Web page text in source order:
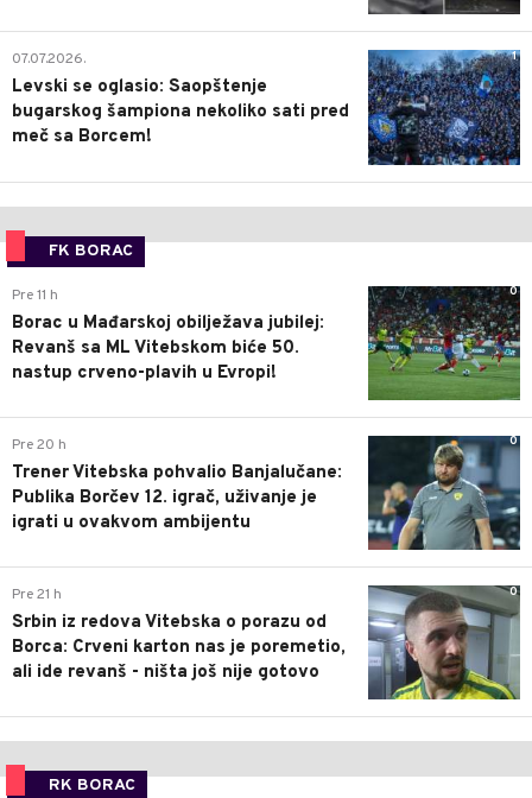
1
07.07.2026.
Levski se oglasio: Saopštenje
bugarskog šampiona nekoliko sati pred
meč sa Borcem!
FK BORAC
0
Pre 11 h
Borac u Mađarskoj obilježava jubilej:
Revanš sa ML Vitebskom biće 50.
nastup crveno-plavih u Evropi!
0
Pre 20 h
Trener Vitebska pohvalio Banjalučane:
Publika Borčev 12. igrač, uživanje je
igrati u ovakvom ambijentu
0
Pre 21 h
Srbin iz redova Vitebska o porazu od
Borca: Crveni karton nas je poremetio,
ali ide revanš - ništa još nije gotovo
RK BORAC